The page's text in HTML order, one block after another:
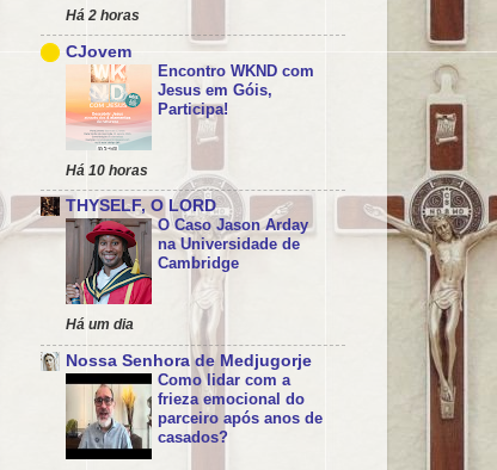
Há 2 horas
CJovem
Encontro WKND com
Jesus em Góis,
Participa!
Há 10 horas
THYSELF, O LORD
O Caso Jason Arday
na Universidade de
Cambridge
Há um dia
Nossa Senhora de Medjugorje
Como lidar com a
frieza emocional do
parceiro após anos de
casados?